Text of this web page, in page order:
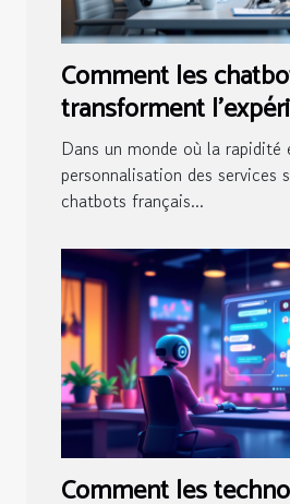
Comment les
transforment
dans le secteur des
Dans un monde où la rapidité
personnalisation des services
chatbots français...
Comment les